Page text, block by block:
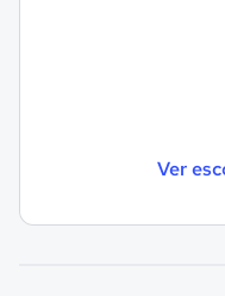
Ver